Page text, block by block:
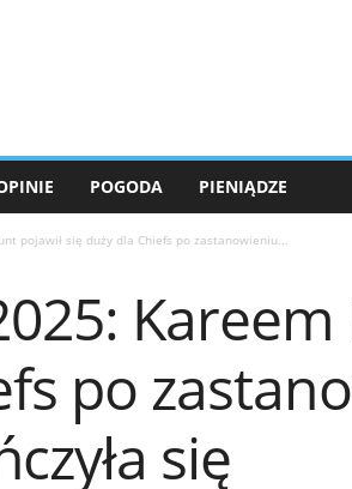
POGODA PIENIĄDZE
pojawił się duży dla Chiefs po zastanowieniu...
po
się